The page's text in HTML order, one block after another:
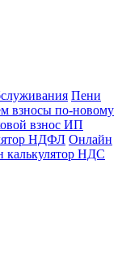
Пени
взносы по-новому
взнос ИП
НДФЛ Онлайн
калькулятор НДС